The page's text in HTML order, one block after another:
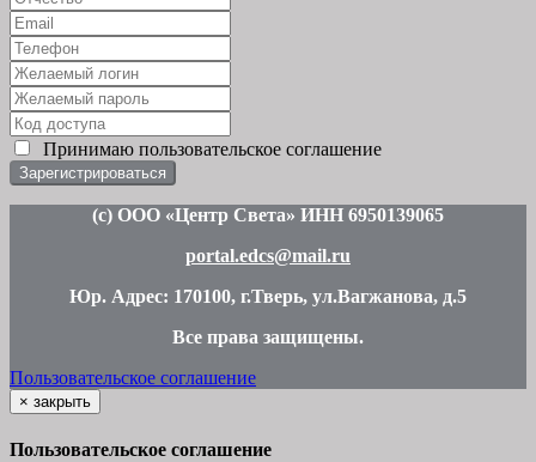
Принимаю пользовательское соглашение
(c) ООО «Центр Света» ИНН 6950139065
portal.edcs@mail.ru
Юр. Адрес: 170100, г.Тверь, ул.Вагжанова, д.5
Все права защищены.
Пользовательское соглашение
× закрыть
Пользовательское соглашение